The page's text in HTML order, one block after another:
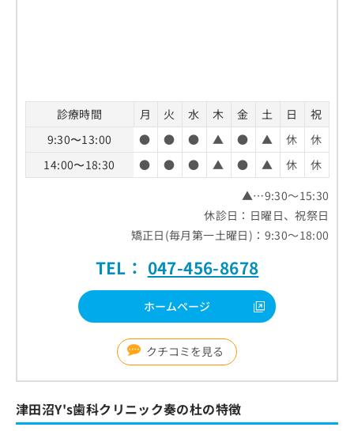
診療時間 月 火 水 木 金 土 日
祝
9:30〜13:00
● ● ● ▲ ● ▲ 休
休
14:00〜18:30
● ● ● ▲ ● ▲ 休
休
▲…9:30～15:30
休診日：日曜日、祝祭日
矯正日(毎月第一土曜日)：9:30～18:00
TEL： 047-456-8678
ホームページ
クチコミを見る
津田沼Y's歯科クリニック奏の杜の特徴